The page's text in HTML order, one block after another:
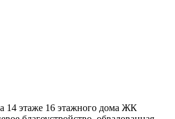
14 этаже 16 этажного дома ЖК